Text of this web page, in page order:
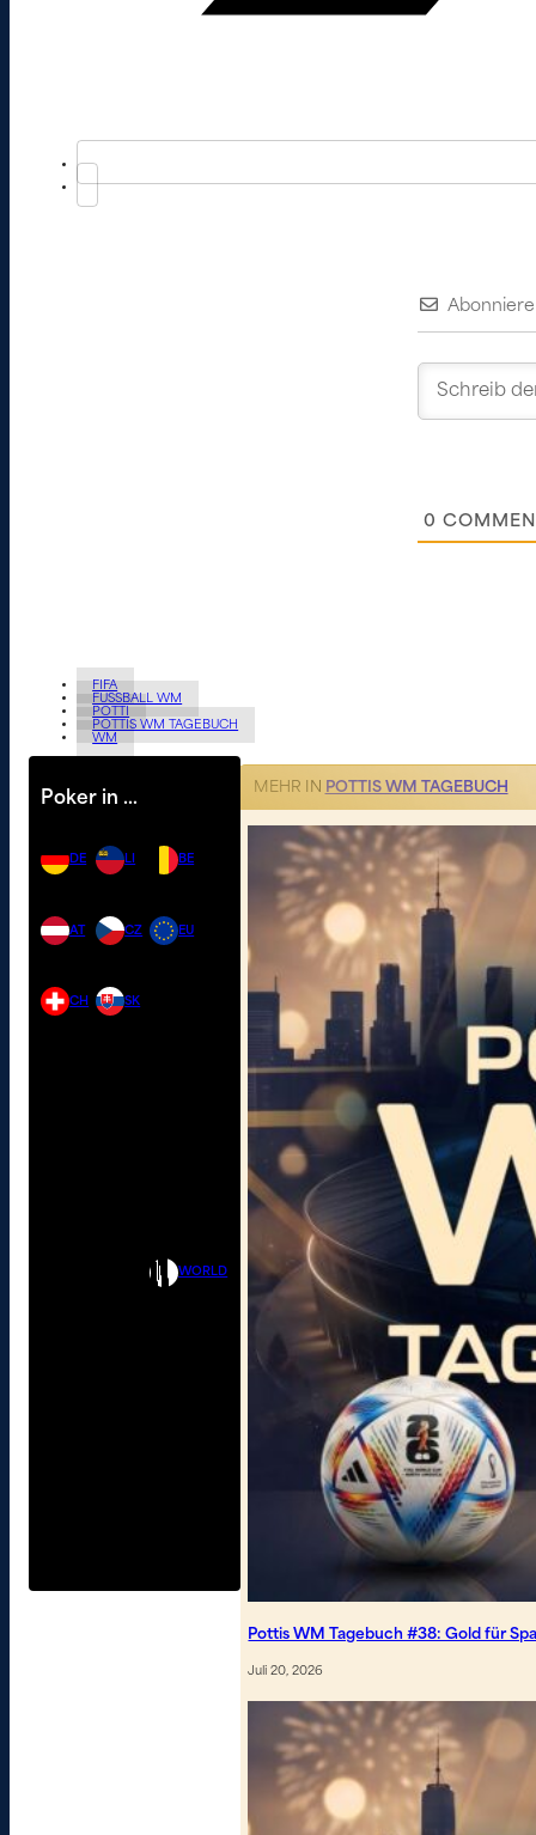
0
FIFA
FUSSBALL WM
POTTI
POTTIS WM TAGEBUCH
WM
Poker in …
DE
AT
CH
LI
CZ
SK
BE
EU
WORLD
MEHR IN POTTIS WM TAGEBUCH
Pottis WM Tagebuch #38: Gold für
Juli 20, 2026